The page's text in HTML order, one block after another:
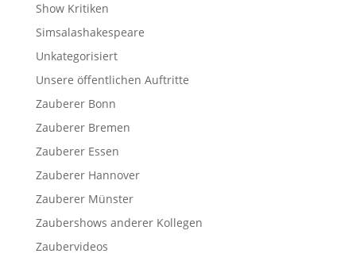
Show Kritiken
Simsalashakespeare
Unkategorisiert
Unsere öffentlichen Auftritte
Zauberer Bonn
Zauberer Bremen
Zauberer Essen
Zauberer Hannover
Zauberer Münster
Zaubershows anderer Kollegen
Zaubervideos